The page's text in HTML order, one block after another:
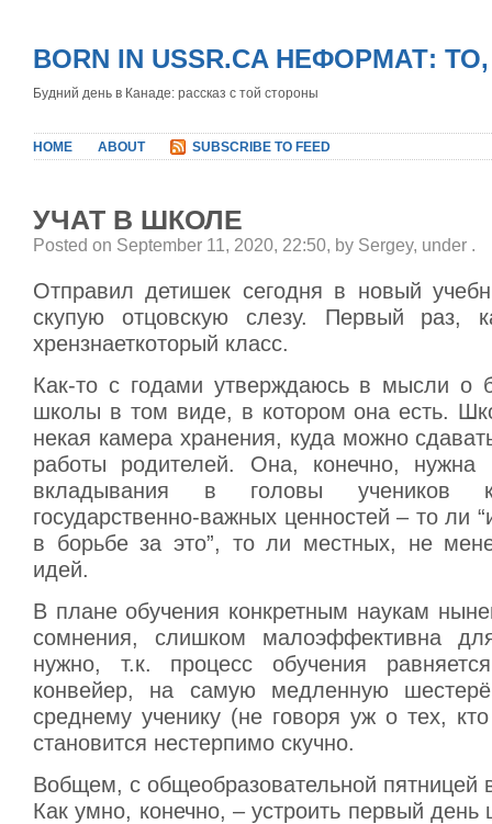
BORN IN USSR.CA НЕФОРМАТ:
Будний день в Канаде: рассказ с той стороны
HOME ABOUT SUBSCRIBE TO FEED
УЧАТ В ШКОЛЕ
Posted on September 11, 2020, 22:50, by Sergey, under .
Отправил детишек сегодня в новый
скупую отцовскую слезу. Первый раз,
хрензнаеткоторый класс.
Как-то с годами утверждаюсь в мысли о
школы в том виде, в котором она есть.
некая камера хранения, куда можно
работы родителей. Она, конечно, нужна
вкладывания в головы учеников
государственно-важных ценностей – то ли
в борьбе за это”, то ли местных, не
идей.
В плане обучения конкретным наукам
сомнения, слишком малоэффективна
нужно, т.к. процесс обучения
конвейер, на самую медленную
среднему ученику (не говоря уж о тех,
становится нестерпимо скучно.
Вобщем, с общеобразовательной пятницей
Как умно, конечно, – устроить первый день